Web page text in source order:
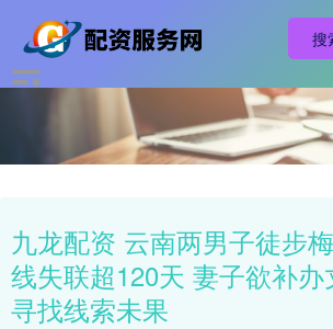
九龙配资 云南两男子徒步
线失联超120天 妻子欲补
寻找线索未果